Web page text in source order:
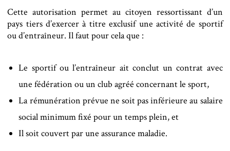
Cette autorisation permet au citoyen ressortissant d’un
pays tiers d’exercer à titre exclusif une activité de sportif
ou d’entraîneur. Il faut pour cela que :
Le sportif ou l’entraîneur ait conclut un contrat avec
une fédération ou un club agréé concernant le sport,
La rémunération prévue ne soit pas inférieure au salaire
social minimum fixé pour un temps plein, et
Il soit couvert par une assurance maladie.